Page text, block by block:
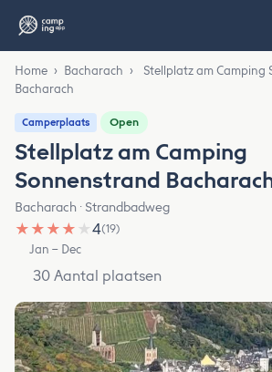
Home › Bacharach ›
Stellplatz am Camping
Bacharach
Camperplaats Open
Stellplatz am Camping
Sonnenstrand
Bacharach · Strandbadweg
★ ★ ★ ★ ★4(19)
Jan – Dec
30 Aantal plaatsen